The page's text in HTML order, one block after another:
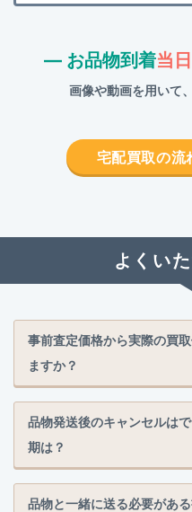
― お品物到着当
画像や動画を用いて
宅配買取の流
よくい
事前査定価格から実際の買
ますか？
品物発送後のキャンセルは
期は？
品物と一緒に送る必要があ